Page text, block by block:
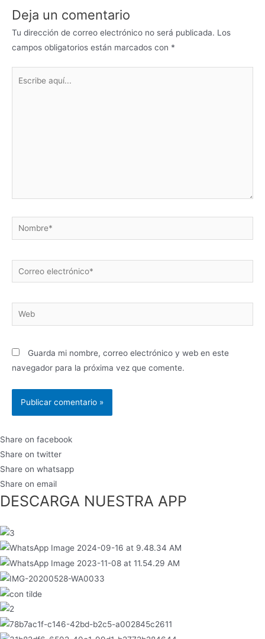
Deja un comentario
Tu dirección de correo electrónico no será publicada. Los
campos obligatorios están marcados con *
Nombre*
Correo
electrónico*
Web
Guarda mi nombre, correo electrónico y web en este
navegador para la próxima vez que comente.
Share on facebook
Share on twitter
Share on whatsapp
Share on email
DESCARGA NUESTRA APP